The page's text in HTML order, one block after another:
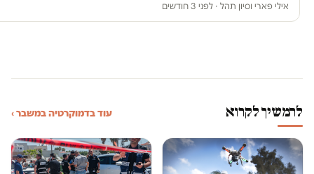
אילי פארי וסיון תהל · לפני 3 חודשים
להמשיך לקרוא עוד בדמוקרטיה במשבר ›